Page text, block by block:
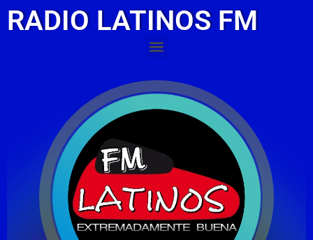
RADIO LATINOS FM